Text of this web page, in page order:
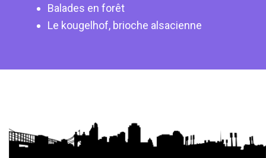
Balades en forêt
Le kougelhof, brioche alsacienne